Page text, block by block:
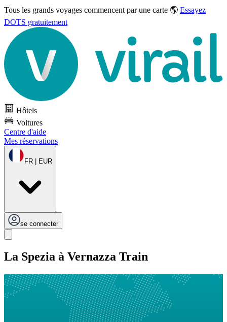
Tous les grands voyages commencent par une carte 🌎 Essayez
DOTS gratuitement
Hôtels
Voitures
Centre d'aide
Mes réservations
FR | EUR
se connecter
La Spezia à Vernazza Train